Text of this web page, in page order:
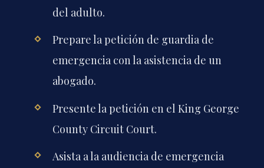
del adulto.
Prepare la petición de guardia de
emergencia con la asistencia de un
abogado.
Presente la petición en el King George
County Circuit Court.
Asista a la audiencia de emergencia